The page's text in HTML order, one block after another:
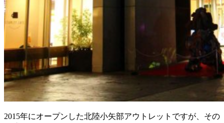
2015年にオープンした北陸小矢部アウトレットですが、その